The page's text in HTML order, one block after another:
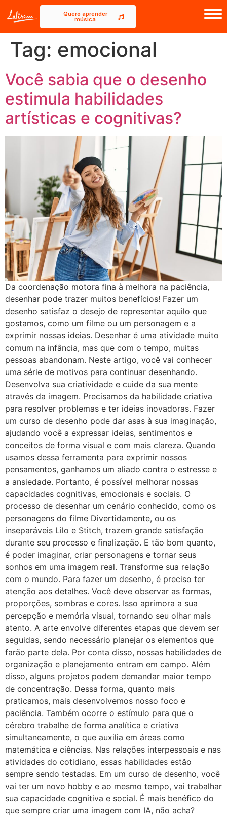
Quero aprender
música
Tag: emocional
Você sabia que o desenho
estimula habilidades
artísticas e cognitivas?
Da coordenação motora fina à melhora na paciência,
desenhar pode trazer muitos benefícios! Fazer um
desenho satisfaz o desejo de representar aquilo que
gostamos, como um filme ou um personagem e a
exprimir nossas ideias. Desenhar é uma atividade muito
comum na infância, mas que com o tempo, muitas
pessoas abandonam. Neste artigo, você vai conhecer
uma série de motivos para continuar desenhando.
Desenvolva sua criatividade e cuide da sua mente
através da imagem. Precisamos da habilidade criativa
para resolver problemas e ter ideias inovadoras. Fazer
um curso de desenho pode dar asas à sua imaginação,
ajudando você a expressar ideias, sentimentos e
conceitos de forma visual e com mais clareza. Quando
usamos dessa ferramenta para exprimir nossos
pensamentos, ganhamos um aliado contra o estresse e
a ansiedade. Portanto, é possível melhorar nossas
capacidades cognitivas, emocionais e sociais. O
processo de desenhar um cenário conhecido, como os
personagens do filme Divertidamente, ou os
inseparáveis Lilo e Stitch, trazem grande satisfação
durante seu processo e finalização. E tão bom quanto,
é poder imaginar, criar personagens e tornar seus
sonhos em uma imagem real. Transforme sua relação
com o mundo. Para fazer um desenho, é preciso ter
atenção aos detalhes. Você deve observar as formas,
proporções, sombras e cores. Isso aprimora a sua
percepção e memória visual, tornando seu olhar mais
atento. A arte envolve diferentes etapas que devem ser
seguidas, sendo necessário planejar os elementos que
farão parte dela. Por conta disso, nossas habilidades de
organização e planejamento entram em campo. Além
disso, alguns projetos podem demandar maior tempo
de concentração. Dessa forma, quanto mais
praticamos, mais desenvolvemos nosso foco e
paciência. Também ocorre o estímulo para que o
cérebro trabalhe de forma analítica e criativa
simultaneamente, o que auxilia em áreas como
matemática e ciências. Nas relações interpessoais e nas
atividades do cotidiano, essas habilidades estão
sempre sendo testadas. Em um curso de desenho, você
vai ter um novo hobby e ao mesmo tempo, vai trabalhar
sua capacidade cognitiva e social. É mais benéfico do
que sempre criar uma imagem com IA, não acha?
Início
Sobre a Lalisom
Cursos
Blog